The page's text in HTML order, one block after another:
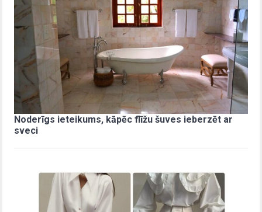
Noderīgs ieteikums, kāpēc flīžu šuves ieberzēt ar
sveci